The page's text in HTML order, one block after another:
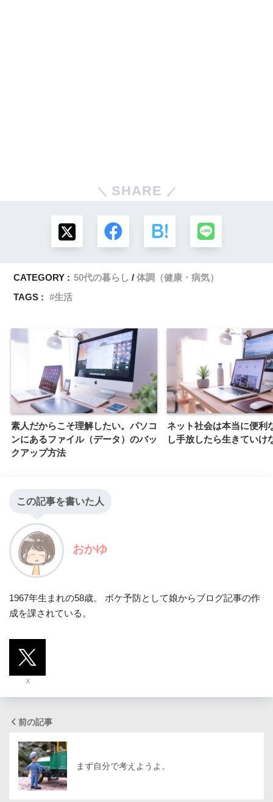
SHARE
CATEGORY : 50代の暮らし
体調（健康・病気）
TAGS :
生活
素人だからこそ理解したい。パソコ
ンにあるファイル（データ）のバッ
クアップ方法
ネット社会は本当に便利
し手放したら生きていけ
この記事を書いた人
おかゆ
1967年生まれの58歳。 ボケ予防として娘からブログ記事の作
成を課されている。
X
前の記事
まず自分で考えようよ。